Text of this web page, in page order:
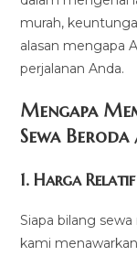
murah,
alasan mengapa
perjalanan Anda.
Mengapa
Sewa Beroda
1.Harga
Siapa bilang
kami